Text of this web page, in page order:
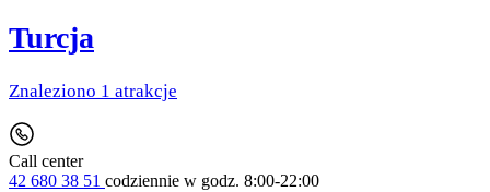
Turcja
Znaleziono 1 atrakcje
Call center
42 680 38 51 codziennie w godz. 8:00-22:00